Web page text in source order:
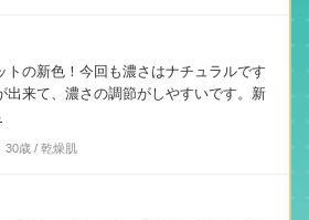
トの新色！今回も濃さはナチュラルです
出来て、濃さの調節がしやすいです。新
30歳 / 乾燥肌